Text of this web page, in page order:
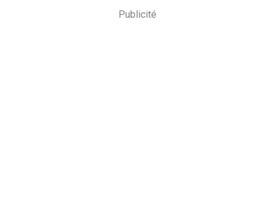
Publicité